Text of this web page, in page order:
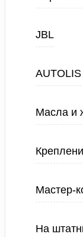
JBL
AUTOLIS
Масла и
Мастер-
На